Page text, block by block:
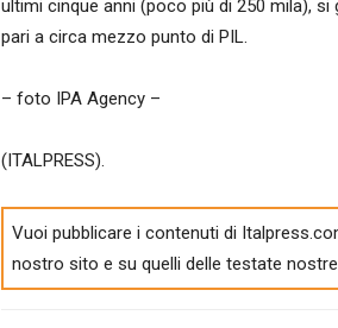
ultimi cinque anni (poco più di 250 mila),
pari a circa mezzo punto di PIL.
– foto IPA Agency –
(ITALPRESS).
Vuoi pubblicare i contenuti di
nostro sito e su quelli delle testate